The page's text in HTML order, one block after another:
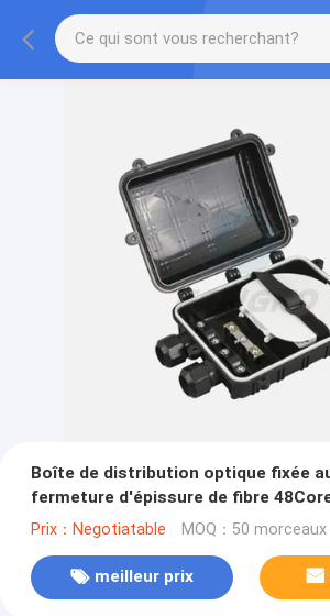
Boîte de distribution optique fixée
fermeture d'épissure de fibre
Prix：Negotiatable MOQ：50 morceaux
meilleur prix